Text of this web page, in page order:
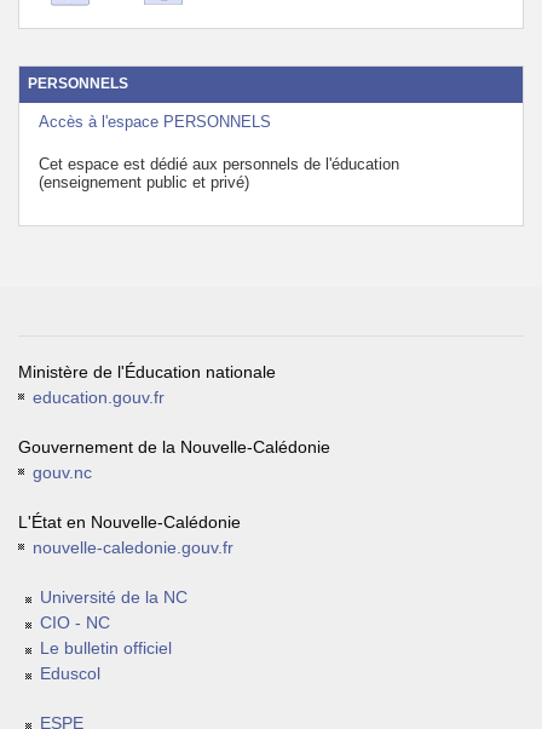
PERSONNELS
Accès à l'espace PERSONNELS
Cet espace est dédié aux personnels de l'éducation
(enseignement public et privé)
Ministère de l'Éducation nationale
education.gouv.fr
Gouvernement de la Nouvelle-Calédonie
gouv.nc
L'État en Nouvelle-Calédonie
nouvelle-caledonie.gouv.fr
Université de la NC
CIO - NC
Le bulletin officiel
Eduscol
ESPE